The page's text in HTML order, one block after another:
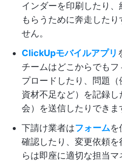
インダーを印刷したり
もらうために奔走した
せん。
ClickUpモバイルアプリ
チームはどこからでも
プロードしたり、問題（
資材不足など）を記録し
会）を送信したりできま
下請け業者はフォームを
確認したり、変更依頼
らは即座に適切な担当